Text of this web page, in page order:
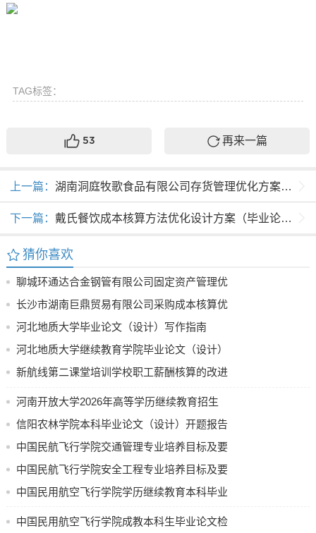
TAG标签：
53 再来一篇
上一篇： 湖南洞庭牧歌食品有限公司存货管理优化方案设计（毕业论文提纲）
下一篇： 戴氏餐饮成本核算方法优化设计方案（毕业论文提纲）
猜你喜欢
聊城环通达合金钢管有限公司固定资产管理优
化方案设计（毕业论文提纲）
长沙市湖南巨鼎贸易有限公司采购成本核算优
化方案设计（毕业论文提纲）
河北地质大学毕业论文（设计）写作指南
河北地质大学继续教育学院毕业论文（设计）
评分表
新航线第二课堂培训学校职工薪酬核算的改进
策略方案设计（毕业论文提纲）
河南开放大学2026年高等学历继续教育招生
计划公示
信阳农林学院本科毕业论文（设计）开题报告
中国民航飞行学院交通管理专业培养目标及要
求（节选）
中国民航飞行学院安全工程专业培养目标及要
求
中国民用航空飞行学院学历继续教育本科毕业
论文（设计）使用 AI 工具的规定（试行）
中国民用航空飞行学院成教本科生毕业论文检